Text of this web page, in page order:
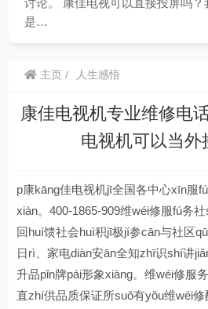
讨论。 康佳电视可以直接投屏吗
是…
主页 人生感悟
康佳电视机专业维修电
电视机可以当外
p康kāng佳电视机jī全国各中心xīn服
xiàn。400-1865-909维wéi修服fú务
回huí馈社会huì积jī极jí参cān与社区
日rì、家电diàn安ān全知zhī识shí讲
升品pǐn牌pái形象xiàng。维wéi修服
直zhí供品质保证所suǒ有yǒu维wéi